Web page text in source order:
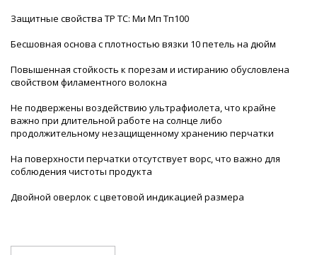
Защитные свойства ТР ТС: Ми Мп Тп100
Бесшовная основа с плотностью вязки 10 петель на дюйм
Повышенная стойкость к порезам и истиранию обусловлена
свойством филаментного волокна
Не подвержены воздействию ультрафиолета, что крайне
важно при длительной работе на солнце либо
продолжительному незащищенному хранению перчатки
На поверхности перчатки отсутствует ворс, что важно для
соблюдения чистоты продукта
Двойной оверлок с цветовой индикацией размера